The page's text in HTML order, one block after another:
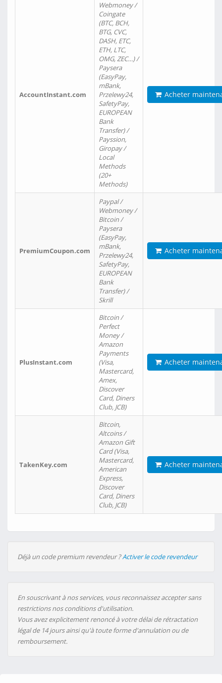
AccountInstant.com
Webmoney /
Coingate
(BTC, BCH,
BTG, CVC,
DASH, ETC,
ETH, LTC,
OMG, ZEC…) /
Paysera
(EasyPay,
mBank,
Przelewy24,
SafetyPay,
EUROPEAN
Bank
Transfer) /
Payssion,
Giropay /
Local
Methods
(20+
Methods)
Acheter
PremiumCoupon.com
Paypal /
Webmoney /
Bitcoin /
Paysera
(EasyPay,
mBank,
Przelewy24,
SafetyPay,
EUROPEAN
Bank
Transfer) /
Skrill
Acheter
PlusInstant.com
Bitcoin /
Perfect
Money /
Amazon
Payments
(Visa,
Mastercard,
Amex,
Discover
Card, Diners
Club, JCB)
Acheter
TakenKey.com
Bitcoin,
Altcoins /
Amazon Gift
Card (Visa,
Mastercard,
American
Express,
Discover
Card, Diners
Club, JCB)
Acheter
Déjà un code premium revendeur ?Activer le code revendeur
En souscrivant à nos services, vous reconnaissez accepter sans
restrictions nos conditions d'utilisation.
Vous avez explicitement renoncé à votre délai de rétractation
légal de 14 jours ainsi qu'à toute forme d'annulation ou de
remboursement.